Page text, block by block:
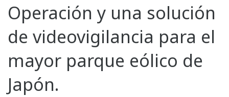
Operación y una solución
de videovigilancia para el
mayor parque eólico de
Japón.